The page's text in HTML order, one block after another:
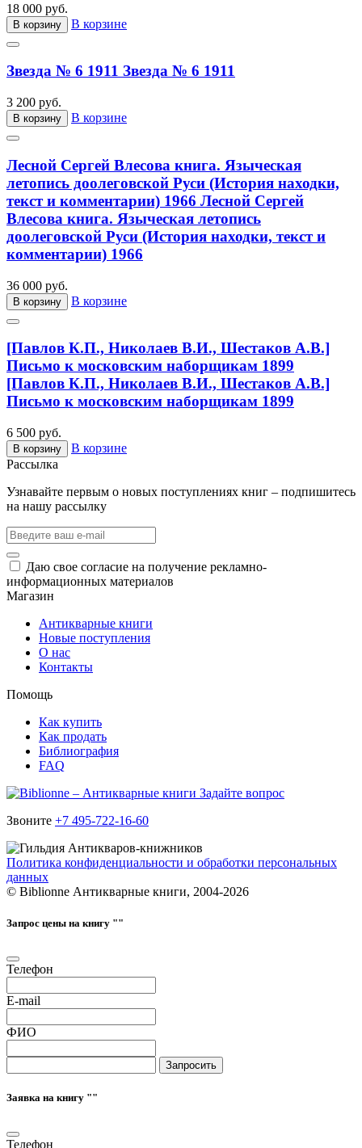
18 000 руб.
В корзину В корзине
Звезда № 6 1911 Звезда № 6 1911
3 200 руб.
В корзину В корзине
Лесной Сергей Влесова книга. Языческая
летопись доолеговской Руси (История находки,
текст и комментарии) 1966 Лесной Сергей
Влесова книга. Языческая летопись
доолеговской Руси (История находки, текст и
комментарии) 1966
36 000 руб.
В корзину В корзине
[Павлов К.П., Николаев В.И., Шестаков А.В.]
Письмо к московским наборщикам 1899
[Павлов К.П., Николаев В.И., Шестаков А.В.]
Письмо к московским наборщикам 1899
6 500 руб.
В корзину
В корзине
Рассылка
Узнавайте первым о новых поступлениях книг – подпишитесь
на нашу рассылку
Даю свое согласие на получение рекламно-
информационных материалов
Магазин
Антикварные книги
Новые поступления
О нас
Контакты
Помощь
Как купить
Как продать
Библиография
FAQ
Задайте вопрос
Звоните +7 495-722-16-60
Политика конфиденциальности и обработки персональных
данных
© Biblionne Антикварные книги, 2004-2026
Запрос цены на книгу ""
Телефон
E-mail
ФИО
Запросить
Заявка на книгу ""
Телефон